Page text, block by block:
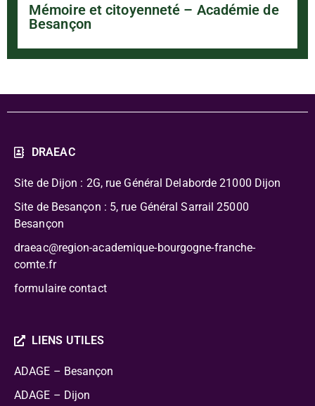
Mémoire et citoyenneté – Académie de
Besançon
DRAEAC
Site de Dijon : 2G, rue Général Delaborde 21000 Dijon
Site de Besançon : 5, rue Général Sarrail 25000
Besançon
draeac@region-academique-bourgogne-franche-
comte.fr
formulaire contact
LIENS UTILES
ADAGE – Besançon
ADAGE – Dijon